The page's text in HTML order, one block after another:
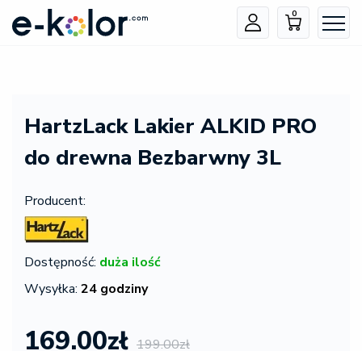
0
HartzLack Lakier ALKID PRO
do drewna Bezbarwny 3L
Producent:
Dostępność: duża ilość
Wysyłka: 24 godziny
169.00zł 199.00zł